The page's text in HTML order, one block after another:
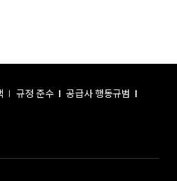
규정 준수 공급사 행동규범